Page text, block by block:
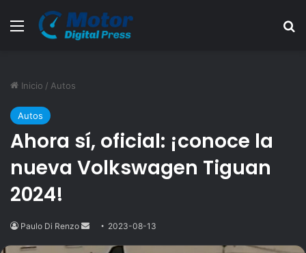
Menú
Inicio / Autos
Autos
Ahora sí, oficial: ¡conoce la
nueva Volkswagen Tiguan
2024!
Paulo Di Renzo
Send2023-08-13